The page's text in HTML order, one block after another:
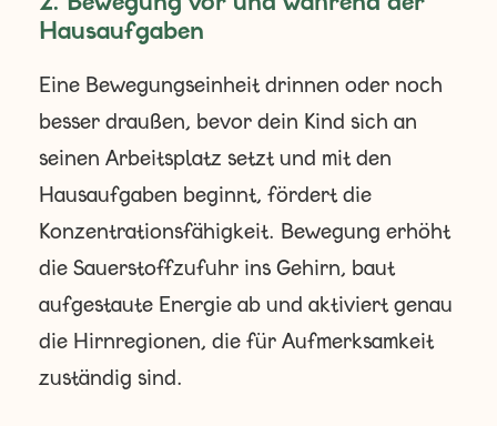
Hausaufgaben
Eine Bewegungseinheit drinnen oder noch
besser draußen, bevor dein Kind sich an
seinen Arbeitsplatz setzt und mit den
Hausaufgaben beginnt, fördert die
Konzentrationsfähigkeit. Bewegung erhöht
die Sauerstoffzufuhr ins Gehirn, baut
aufgestaute Energie ab und aktiviert genau
die Hirnregionen, die für Aufmerksamkeit
zuständig sind.